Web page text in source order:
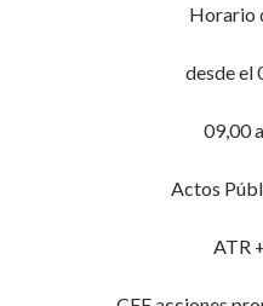
Horario
desde el
09,00
Actos
ATR